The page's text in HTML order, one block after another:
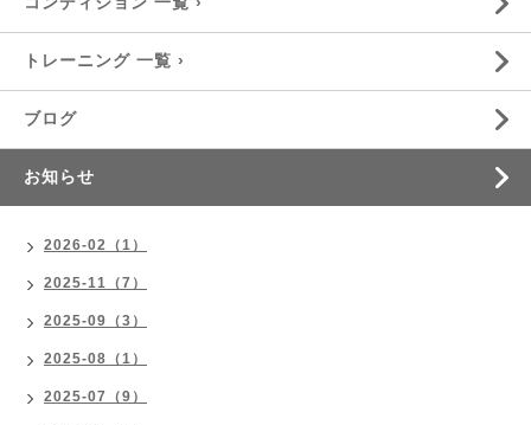
トレーニング 一覧 ›
ブログ
お知らせ
2026-02（1）
2025-11（7）
2025-09（3）
2025-08（1）
2025-07（9）